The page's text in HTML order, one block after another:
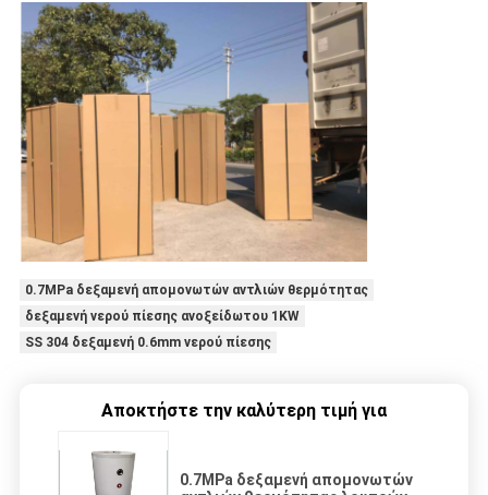
0.7MPa δεξαμενή απομονωτών αντλιών θερμότητας
δεξαμενή νερού πίεσης ανοξείδωτου 1KW
SS 304 δεξαμενή 0.6mm νερού πίεσης
Αποκτήστε την καλύτερη τιμή για
0.7MPa δεξαμενή απομονωτών